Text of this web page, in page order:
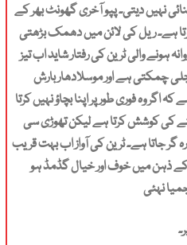
نہیں دیتی۔ پپو آخری گھونٹ بھر کے
ہے۔ ریل کی لائن میں دھمک بڑھتی
ہونے والی ٹرین کی رفتار شاید اب تیز
چمکتی ہے اور موسلادھار بارش
وہ فوری طور پر اپنا بچاؤ نہیں کرتا
کی کوشش کرتا ہے لیکن تھوڑی سی
جاتا ہے۔ ٹرین کی آواز اب بہت قریب
ذہن میں خوف اور خیال گڈمڈ ہو